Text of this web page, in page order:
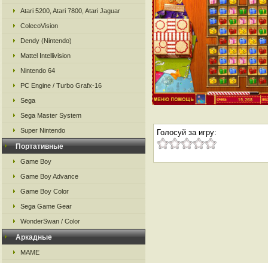
Atari 5200, Atari 7800, Atari Jaguar
ColecoVision
Dendy (Nintendo)
Mattel Intellivision
Nintendo 64
PC Engine / Turbo Grafx-16
Sega
Sega Master System
Super Nintendo
Портативные
Game Boy
Game Boy Advance
Game Boy Color
Sega Game Gear
WonderSwan / Color
Аркадные
MAME
Голосуй за игру: